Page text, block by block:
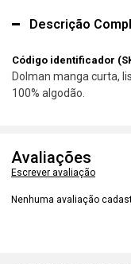
Descrição
Código identificador
Dolman manga curta,
100% algodão.
Avaliações
Escrever avaliação
Nenhuma avaliação